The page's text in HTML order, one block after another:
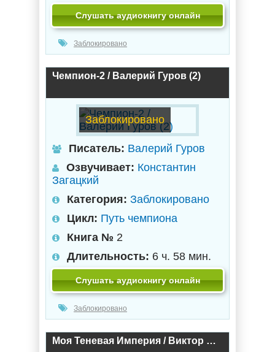
Слушать аудиокнигу онлайн
Заблокировано
Чемпион-2 / Валерий Гуров (2)
Заблокировано
Писатель: Валерий Гуров
Озвучивает: Константин
Загацкий
Категория: Заблокировано
Цикл: Путь чемпиона
Книга № 2
Длительность: 6 ч. 58 мин.
Слушать аудиокнигу онлайн
Заблокировано
Моя Теневая Империя / Виктор Молотов, Алексей Аржанов (1)